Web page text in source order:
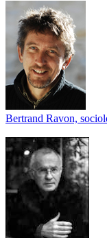
Bertrand Ravon,